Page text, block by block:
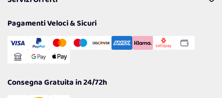
Politiche per la parità di genere
Cookie Policy
Gestisci Cookie
Reso Facile e Veloce
Pagamenti Veloci & Sicuri
Consegna Gratuita in 24/72h